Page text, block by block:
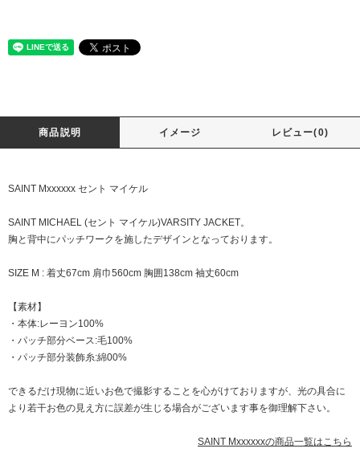
商品説明 イメージ レビュー(0)
SAINT Mxxxxxx セント マイケル
SAINT MICHAEL (セント マイケル)VARSITY JACKET。
胸と背中にパッチワークを施したデザインとなっております。
SIZE M : 着丈67cm 肩巾560cm 胸囲138cm 袖丈60cm
【素材】
・本体:レーヨン100%
・パッチ部分ベース:毛100%
・パッチ部分装飾糸:綿00%
できるだけ現物に近いお色で撮影することを心がけておりますが、光の具合に
より若干お色の見え方に誤差が生じる場合がございます事を御理解下さい。
SAINT Mxxxxxxの商品一覧はこちら